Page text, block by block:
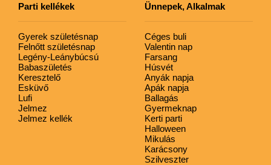
Parti kellékek
Gyerek születésnap
Felnőtt születésnap
Legény-Leánybúcsú
Babaszületés
Keresztelő
Esküvő
Lufi
Jelmez
Jelmez kellék
Ünnepek, Alkalmak
Céges buli
Valentin nap
Farsang
Húsvét
Anyák napja
Apák napja
Ballagás
Gyermeknap
Kerti parti
Halloween
Mikulás
Karácsony
Szilveszter